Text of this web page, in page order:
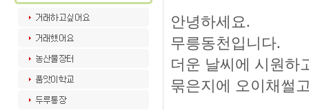
안녕하세요.
무릉동천입니다.
더운 날씨에 시원하
묶은지에 오이채썰